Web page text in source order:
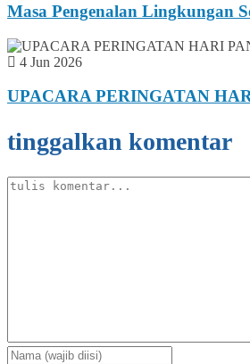
Masa Pengenalan Lingkungan
4 Jun 2026
UPACARA PERINGATAN
tinggalkan komentar